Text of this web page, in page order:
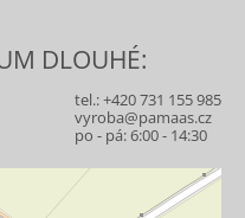
DLOUHÉ:
tel.:+420 731 155 985
vyroba@pamaas.cz
po - pá: 6:00 - 14:30